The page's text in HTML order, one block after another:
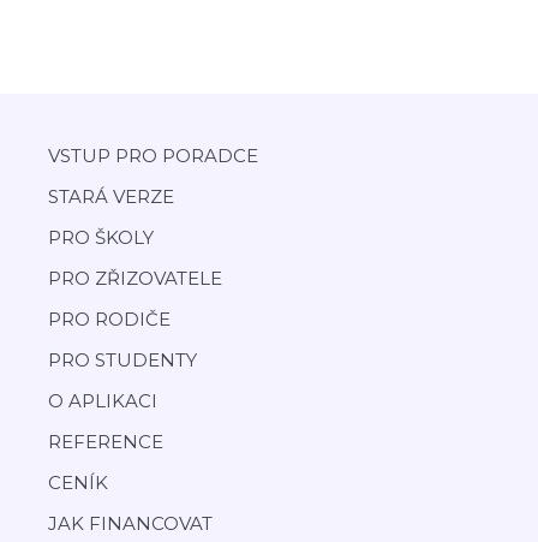
VSTUP PRO PORADCE
STARÁ VERZE
PRO ŠKOLY
PRO ZŘIZOVATELE
PRO RODIČE
PRO STUDENTY
O APLIKACI
REFERENCE
CENÍK
JAK FINANCOVAT